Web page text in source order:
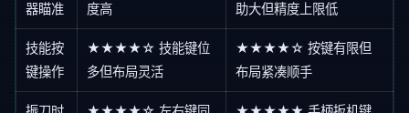
器瞄准
度高
助大但精度上限低
技能按
键操作
★★★★☆ 技能键位
多但布局灵活
★★★★☆ 按键有限但
布局紧凑顺手